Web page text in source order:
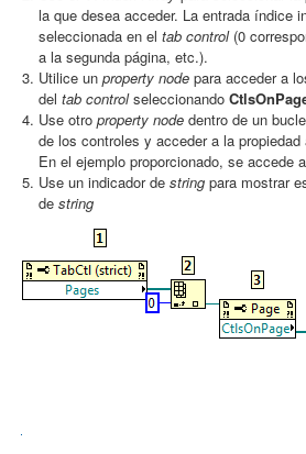
la que desea acceder. La entrada índice
seleccionada en el tab control(0
a la segunda página, etc.).
Utilice un property node para acceder a
del tab controlseleccionando
Use otro property node dentro de un bucle
de los controles y acceder a la
En el ejemplo proporcionado, se accede a
Use un indicador de string para mostrar
de string